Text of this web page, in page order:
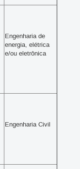
Engenharia de
energia, elétrica
e/ou eletrônica
Engenharia Civil